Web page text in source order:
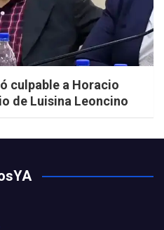
culpable a Horacio
de Luisina Leoncino